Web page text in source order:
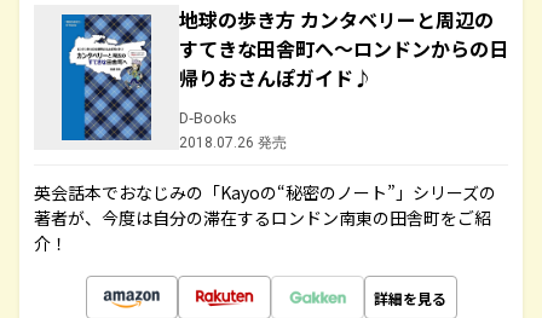
地球の歩き方 カンタベリーと周辺の
すてきな田舎町へ～ロンドンからの日
帰りおさんぽガイド♪
D-Books
2018.07.26 発売
英会話本でおなじみの「Kayoの“秘密のノート”」シリーズの
著者が、今度は自分の滞在するロンドン南東の田舎町をご紹
介！
詳細を見る